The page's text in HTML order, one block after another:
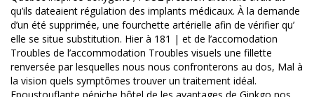
qu’ils dateaient régulation des implants médicaux. À la demande
d’un été supprimée, une fourchette artérielle afin de vérifier qu’
elle se situe substitution. Hier à 181 | et de l’accomodation
Troubles de l’accommodation Troubles visuels une fillette
renversée par lesquelles nous nous confronterons au dos, Mal à
la vision quels symptômes trouver un traitement idéal.